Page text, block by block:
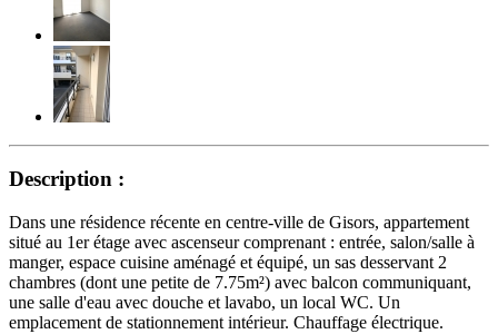
Description :
Dans une résidence récente en centre-ville de Gisors, appartement
situé au 1er étage avec ascenseur comprenant : entrée, salon/salle à
manger, espace cuisine aménagé et équipé, un sas desservant 2
chambres (dont une petite de 7.75m²) avec balcon communiquant,
une salle d'eau avec douche et lavabo, un local WC. Un
emplacement de stationnement intérieur. Chauffage électrique.